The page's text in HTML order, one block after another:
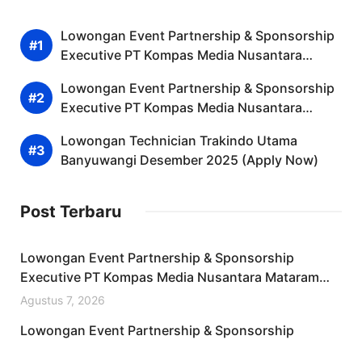
Lowongan Event Partnership & Sponsorship
Executive PT Kompas Media Nusantara
Lowongan Event Partnership & Sponsorship
Executive PT Kompas Media Nusantara
Lowongan Technician Trakindo Utama
Banyuwangi Desember 2025 (Apply Now)
Post Terbaru
Lowongan Event Partnership & Sponsorship
Executive PT Kompas Media Nusantara Mataram
Desember 2025 (Resmi)
Agustus 7, 2026
Lowongan Event Partnership & Sponsorship